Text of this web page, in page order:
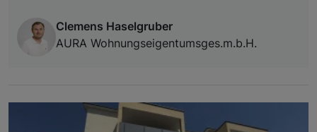
Clemens Haselgruber
AURA Wohnungseigentumsges.m.b.H.